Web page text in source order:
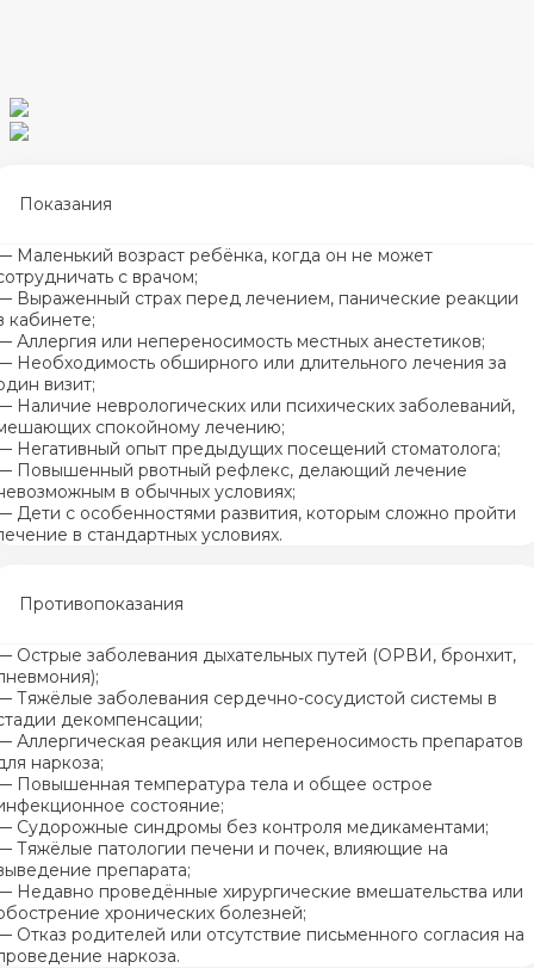
Показания
Маленький возраст ребёнка, когда он не может
с врачом;
Выраженный страх перед лечением, панические реакции
кабинете;
Аллергия или непереносимость местных анестетиков;
Необходимость обширного или длительного лечения за
визит;
Наличие неврологических или психических заболеваний,
спокойному лечению;
Негативный опыт предыдущих посещений стоматолога;
Повышенный рвотный рефлекс, делающий лечение
в обычных условиях;
Дети с особенностями развития, которым сложно пройти
в стандартных условиях.
Противопоказания
Острые заболевания дыхательных путей (ОРВИ, бронхит,
Тяжёлые заболевания сердечно-сосудистой системы в
декомпенсации;
Аллергическая реакция или непереносимость препаратов
наркоза;
Повышенная температура тела и общее острое
состояние;
Судорожные синдромы без контроля медикаментами;
Тяжёлые патологии печени и почек, влияющие на
препарата;
Недавно проведённые хирургические вмешательства или
хронических болезней;
Отказ родителей или отсутствие письменного согласия на
наркоза.